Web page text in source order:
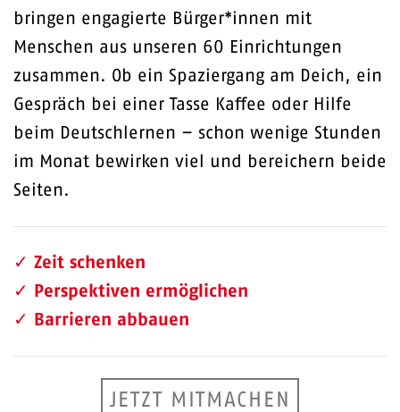
bringen engagierte Bürger*innen mit
Menschen aus unseren 60 Einrichtungen
zusammen. Ob ein Spaziergang am Deich, ein
Gespräch bei einer Tasse Kaffee oder Hilfe
beim Deutschlernen – schon wenige Stunden
im Monat bewirken viel und bereichern beide
Seiten.
✓ Zeit schenken
✓
Perspektiven ermöglichen
✓
Barrieren abbauen
JETZT MITMACHEN